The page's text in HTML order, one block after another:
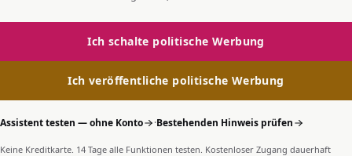
Ich schalte politische Werbung
Ich veröffentliche politische Werbung
Assistent testen — ohne Konto ·Bestehenden Hinweis prüfen
Keine Kreditkarte. 14 Tage alle Funktionen testen. Kostenloser Zugang dauerhaft